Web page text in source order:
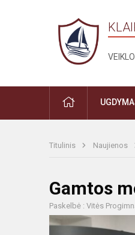
PRADŽIA
Titulinis Naujienos
Gamtos
Paskelbė : Vitės